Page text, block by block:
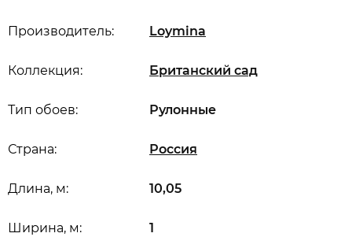
Производитель: Loymina
Коллекция: Британский сад
Длина, м: 10,05
Ширина, м: 1
Страна: Россия
Тип обоев: Рулонные